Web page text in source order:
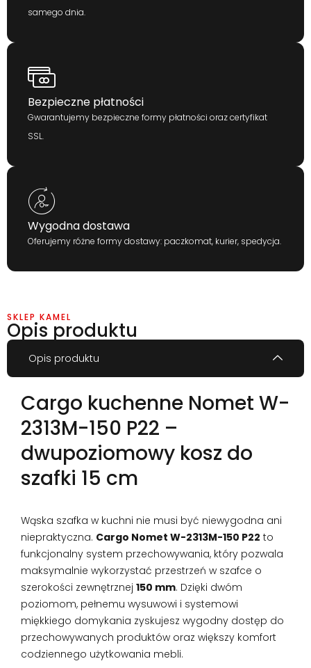
samego dnia.
Bezpieczne płatności
Gwarantujemy bezpieczne formy płatności oraz certyfikat
SSL.
Wygodna dostawa
Oferujemy różne formy dostawy: paczkomat, kurier, spedycja.
SKLEP KAMEL
Opis produktu
Opis produktu
Cargo kuchenne Nomet W-
2313M-150 P22 –
dwupoziomowy kosz do
szafki 15 cm
Wąska szafka w kuchni nie musi być niewygodna ani
niepraktyczna. Cargo Nomet W-2313M-150 P22 to
funkcjonalny system przechowywania, który pozwala
maksymalnie wykorzystać przestrzeń w szafce o
szerokości zewnętrznej 150 mm. Dzięki dwóm
poziomom, pełnemu wysuwowi i systemowi
miękkiego domykania zyskujesz wygodny dostęp do
przechowywanych produktów oraz większy komfort
codziennego użytkowania mebli.